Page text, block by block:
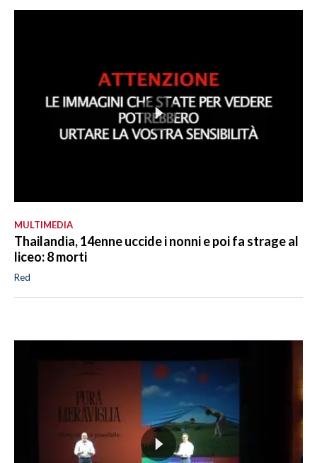
MULTIMEDIA
Thailandia, 14enne uccide i nonni e poi fa strage al
liceo: 8 morti
Red